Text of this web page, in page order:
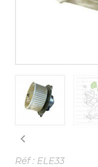

Réf : ELE33